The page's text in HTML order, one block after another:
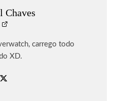
Chaves
carrego todo
XD.